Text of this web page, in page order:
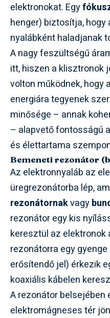
elektronokat. Egy
henger) biztosítja,
nyalábként haladjanak
A nagy feszültségű
itt, hiszen a klisztronok
volton működnek, hogy
energiára tegyenek
minősége – annak
– alapvető fontosságú
és élettartama
Bemeneti rezonátor
Az elektronnyaláb az
üregrezonátorba lép,
rezonátornakvagy
rezonátor egy kis
keresztül az elektronok
rezonátorra egy
erősítendő jel) érkezik
koaxiális kábelen
A rezonátor belsejében
elektromágneses tér